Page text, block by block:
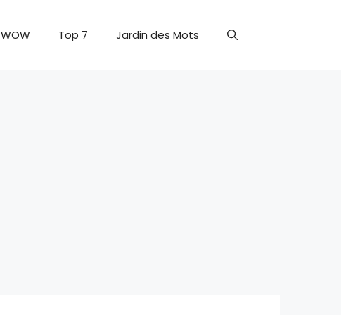
WOW Top 7 Jardin des Mots